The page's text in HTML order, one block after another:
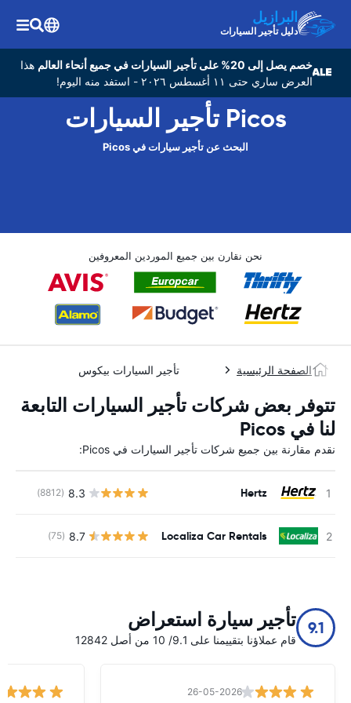
البرازيل
دليل تأجير السيارات
خصم يصل إلى 20% على تأجير السيارات في جميع أنحاء العالم
هذا
العرض ساري حتى ١١ أغسطس ٢٠٢٦ - استفد منه اليوم!
Picos تأجير السيارات
البحث عن تأجير سيارات في Picos
نحن نقارن بين جميع الموردين المعروفين
الصفحة الرئيسية تأجير السيارات بيكوس
تتوفر بعض شركات تأجير السيارات التابعة
لنا في Picos
نقدم مقارنة بين جميع شركات تأجير السيارات في Picos:
Hertz
8.3
(8812)
Localiza Car Rentals
8.7
(75)
9.1 تأجير سيارة استعراض
قام عملاؤنا بتقييمنا على 9.1/ 10 من أصل 12842
26-05-2026